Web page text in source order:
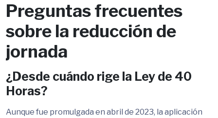
Preguntas frecuentes
sobre la reducción de
jornada
¿Desde cuándo rige la Ley de 40
Horas?
Aunque fue promulgada en abril de 2023, la aplicación